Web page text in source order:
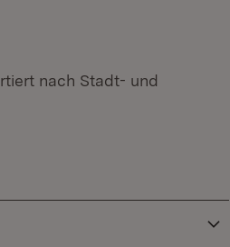
nach Stadt- und